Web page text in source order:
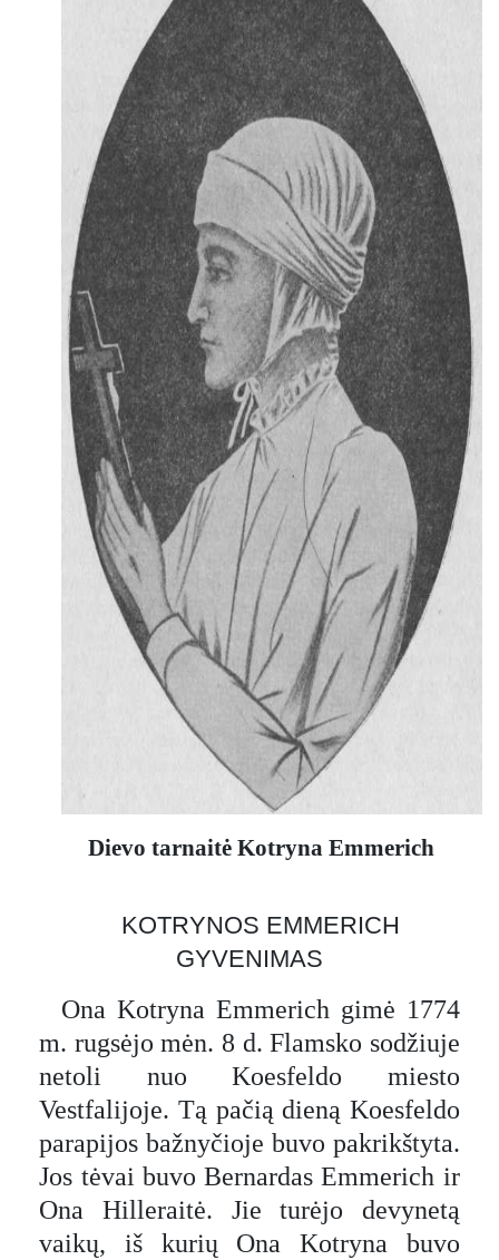
Dievo tarnaitė Kotryna Emmerich
KOTRYNOS EMMERICH
GYVENIMAS
Ona Kotryna Emmerich gimė 1774
m. rugsėjo mėn. 8 d. Flamsko sodžiuje
netoli nuo Koesfeldo miesto
Vestfalijoje. Tą pačią dieną Koesfeldo
parapijos bažnyčioje buvo pakrikštyta.
Jos tėvai buvo Bernardas Emmerich ir
Ona Hilleraitė. Jie turėjo devynetą
vaikų, iš kurių Ona Kotryna buvo